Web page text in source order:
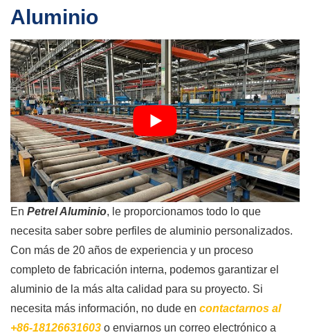
Aluminio
En Petrel Aluminio, le proporcionamos todo lo que
necesita saber sobre perfiles de aluminio personalizados.
Con más de 20 años de experiencia y un proceso
completo de fabricación interna, podemos garantizar el
aluminio de la más alta calidad para su proyecto. Si
necesita más información, no dude en contactarnos al
+86-18126631603 o enviarnos un correo electrónico a